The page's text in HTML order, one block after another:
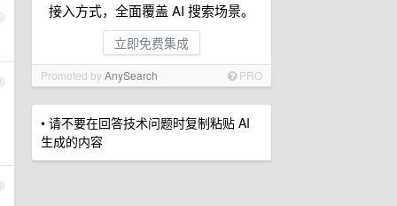
接入方式，全面覆盖 AI 搜索场景。
立即免费集成
Promoted byAnySearch PRO
• 请不要在回答技术问题时复制粘贴 AI
生成的内容